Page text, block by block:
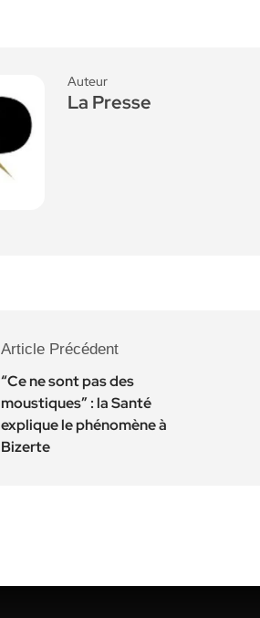
Auteur
La Presse
Article Précédent
“Ce ne sont pas des
moustiques” : la Santé
explique le phénomène à
Bizerte